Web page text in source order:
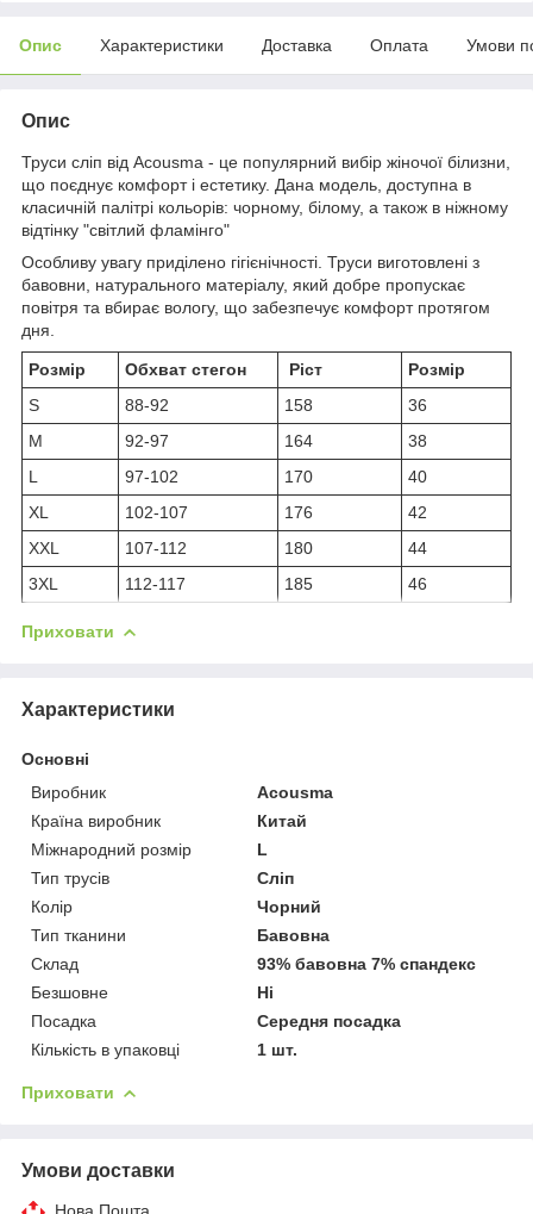
Опис Характеристики Доставка Оплата Умови
Опис
Труси сліп від Acousma - це популярний вибір жіночої білизни,
що поєднує комфорт і естетику. Дана модель, доступна в
класичній палітрі кольорів: чорному, білому, а також в ніжному
відтінку "світлий фламінго"
Особливу увагу приділено гігієнічності. Труси виготовлені ​​з
бавовни, натурального матеріалу, який добре пропускає
повітря та вбирає вологу, що забезпечує комфорт протягом
дня.
Розмір Обхват стегон Ріст
Розмір
S
88-92 158
36
M
92-97 164
38
L
97-102 170
40
XL
102-107 176
42
XXL
107-112 180
44
3XL
112-117 185 46
Приховати
Характеристики
Основні
Виробник
Acousma
Країна виробник
Китай
Міжнародний розмір
L
Тип трусів
Сліп
Колір
Чорний
Тип тканини
Бавовна
Склад
93% бавовна 7% спандекс
Безшовне
Ні
Посадка
Середня посадка
Кількість в упаковці
1 шт.
Приховати
Умови доставки
Нова Пошта